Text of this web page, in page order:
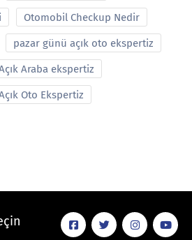
Otomobil Checkup Nedir
pazar günü açık oto ekspertiz
Araba ekspertiz
Oto Ekspertiz